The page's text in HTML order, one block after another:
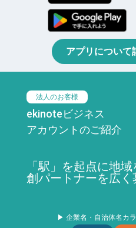
アプリについて
法人のお客様
ekinoteビジネス
アカウントのご紹介
「駅」を起点に地
創パートナーを広く
▶ 企業名・自治体名カ